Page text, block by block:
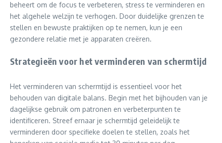
beheert om de focus te verbeteren, stress te verminderen en
het algehele welzijn te verhogen. Door duidelijke grenzen te
stellen en bewuste praktijken op te nemen, kun je een
gezondere relatie met je apparaten creëren.
Strategieën voor het verminderen van schermtijd
Het verminderen van schermtijd is essentieel voor het
behouden van digitale balans. Begin met het bijhouden van je
dagelijkse gebruik om patronen en verbeterpunten te
identificeren. Streef ernaar je schermtijd geleidelijk te
verminderen door specifieke doelen te stellen, zoals het